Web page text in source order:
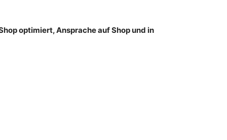
optimiert, Ansprache auf Shop und in